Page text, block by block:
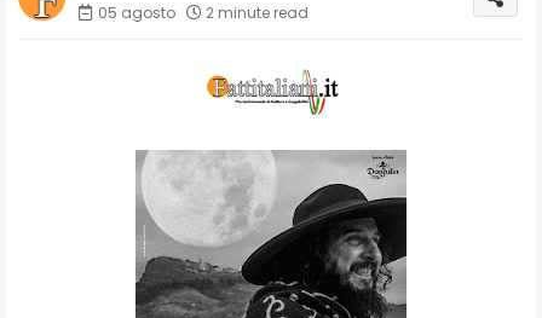
05 agosto
2 minute read